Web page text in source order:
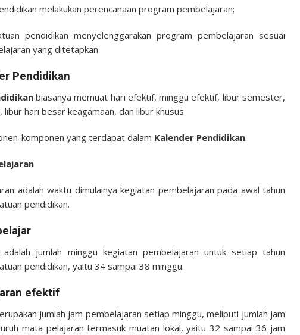
melakukan perencanaan program pembelajaran;
pendidikan menyelenggarakan program pembelajaran sesuai
yang ditetapkan
Pendidikan
biasanya memuat hari efektif, minggu efektif, libur semester,
hari besar keagamaan, dan libur khusus.
komponen yang terdapat dalam Kalender Pendidikan.
adalah waktu dimulainya kegiatan pembelajaran pada awal tahun
pendidikan.
jumlah minggu kegiatan pembelajaran untuk setiap tahun
pendidikan, yaitu 34 sampai 38 minggu.
efektif
jumlah jam pembelajaran setiap minggu, meliputi jumlah jam
mata pelajaran termasuk muatan lokal, yaitu 32 sampai 36 jam